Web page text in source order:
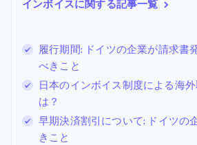
インボイスに関する記事一覧
履行期間: ドイツの企業が請求書
べきこと
日本のインボイス制度による海
は？
早期決済割引について: ドイツの
きこと
シンガポール
スイス
DeutschFrançais ItalianoEnglish
スウェーデン
SvenskaEnglish
スペイン
Español
スロバキア
English